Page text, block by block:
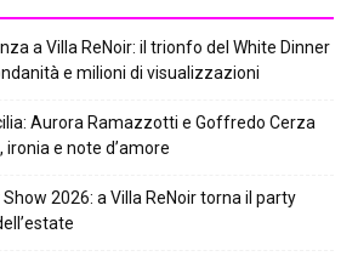
a Villa ReNoir: il trionfo del White Dinner
e milioni di visualizzazioni
Aurora Ramazzotti e Goffredo Cerza
e note d’amore
2026: a Villa ReNoir torna il party